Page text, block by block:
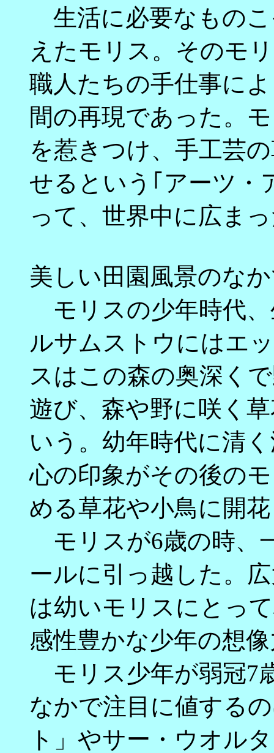
生活に必要なもの
えたモリス。そのモ
職人たちの手仕事に
間の再現であった。
を惹きつけ、手工芸
せるという｢アーツ・
って、世界中に広ま
美しい田園風景のな
モリスの少年時代
ルサムストウにはエ
スはこの森の奥深く
遊び、森や野に咲く
いう。幼年時代に清
心の印象がその後の
める草花や小鳥に開
モリスが6歳の時、
ールに引っ越した。
は幼いモリスにとっ
感性豊かな少年の想
モリス少年が弱冠7
なかで注目に値する
ト」やサー・ウオル